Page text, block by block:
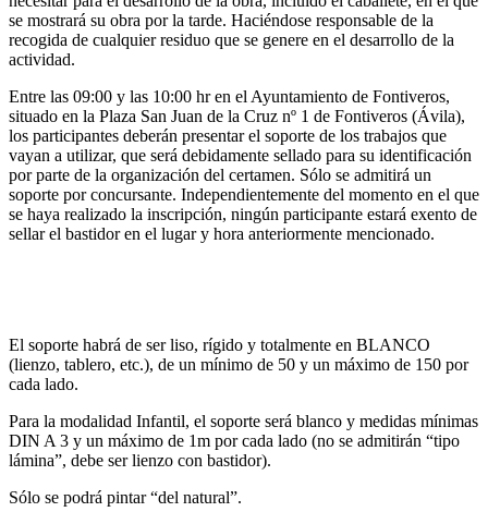
se mostrará su obra por la tarde. Haciéndose responsable de la
recogida de cualquier residuo que se genere en el desarrollo de la
actividad.
Entre las 09:00 y las 10:00 hr en el Ayuntamiento de Fontiveros,
situado en la Plaza San Juan de la Cruz nº 1 de Fontiveros (Ávila),
los participantes deberán presentar el soporte de los trabajos que
vayan a utilizar, que será debidamente sellado para su identificación
por parte de la organización del certamen. Sólo se admitirá un
soporte por concursante. Independientemente del momento en el que
se haya realizado la inscripción, ningún participante estará exento de
sellar el bastidor en el lugar y hora anteriormente mencionado.
El soporte habrá de ser liso, rígido y totalmente en BLANCO
(lienzo, tablero, etc.), de un mínimo de 50 y un máximo de 150 por
cada lado.
Para la modalidad Infantil, el soporte será blanco y medidas mínimas
DIN A 3 y un máximo de 1m por cada lado (no se admitirán “tipo
lámina”, debe ser lienzo con bastidor).
Sólo se podrá pintar “del natural”.